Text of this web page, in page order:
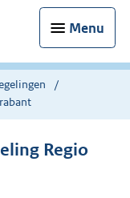
Menu
Regio